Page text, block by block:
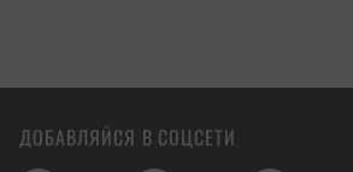
ДОБАВЛЯЙСЯ В СОЦСЕТИ